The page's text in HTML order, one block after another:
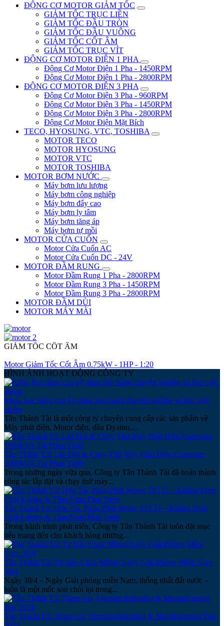
ĐỘNG CƠ MOTOR GIẢM TỐC
GIẢM TỐC TRỤC LIỀN
GIẢM TỐC ĐẦU TRÒN
GIẢM TỐC ĐẦU VUÔNG
GIẢM TỐC CỐT ÂM
GIẢM TỐC TRỤC VÍT
ĐỘNG CƠ MOTOR ĐIỆN 1 PHA
Động Cơ Motor Điện 1 Pha - 1450RPM
Động Cơ Motor Điện 1 Pha - 2800RPM
ĐỘNG CƠ MOTOR ĐIỆN 3 PHA
Động Cơ Motor Điện 3 Pha - 960RPM
Động Cơ Motor Điện 3 Pha - 1450RPM
Động Cơ Motor Điện 3 Pha - 2800RPM
Động Cơ Motor Điện Mặt Bích
TECO, HYOSUNG, VTC, TOSHIBA
MOTOR TECO
MOTOR HYOSUNG
MOTOR VTC
MOTOR TOSHIBA
MOTOR BƠM NƯỚC
Máy bơm lưu lượng
Máy bơm công nghiệp
Máy bơm đẩy cao
Máy bơm ly tâm
Máy bơm tăng áp
Máy bơm tự mồi
MOTOR CỬA CUỐN
Motor Cửa Cuốn AC
Motor Cửa Cuốn DC - 24V
MOTOR ĐẦM RUNG
Motor Đầm Rung 1 Pha - 2800RPM
Motor Đầm Rung 3 Pha - 1450RPM
Motor Đầm Rung 3 Pha - 2800RPM
MOTOR ĐẦM DÙI
MOTOR MÁY MÀI
GIẢM TỐC CỐT ÂM
Motor Giảm Tốc Cốt Âm 0.75kW - 1HP - 1:20
HÌNH ẢNH HOẠT ĐỘNG CÔNG TY
Khóa học nâng cao kỹ năng bán hàng chuyên nghiệp và làm việc
nhóm
Tân Thành Tài là một công ty chuyên cung cấp các sản phẩm về
Máy phát điện, Motor điện, đầu Dyamo,...
Tân Thành Tài Lắp Đặt & Chạy Thử Máy Phát Điện Cummins
1000kVA Tại Phan Thiết
Trong những ngày vừa qua, Công ty Tân Thành Tài đã hoàn thành
công tác lắp đặt và chạy thử máy...
Tân Thành Tài Hợp Tác Phân Phối Motor TECO – Khẳng Định
Chất Lượng & Tầm Nhìn Phát Triển
Trong hành trình phát triển, Công ty Tân Thành Tài luôn đặt mục
tiêu mang đến cho khách hàng những...
Tân Thành Tài Tự Hào Chào Mừng Ngày Giải Phóng Miền Nam
30/4
Ngày 30/4 – Ngày Giải phóng miền Nam, thống nhất đất nước –
luôn là một mốc son chói lọi trong...
Tân Thành Tài Tham Gia Vietnam Industrial & Manufacturing Fair